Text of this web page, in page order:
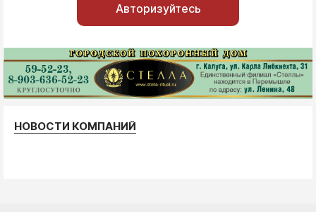
Авторизуйтесь
НОВОСТИ КОМПАНИЙ